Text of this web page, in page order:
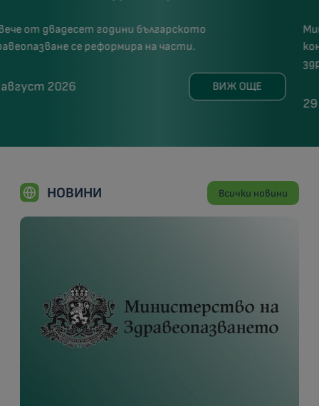
Министерството на здравеопазването поема
контрола за реализацията на най-важния
ВИЖ ОЩЕ
НОВИНИ Всички новини